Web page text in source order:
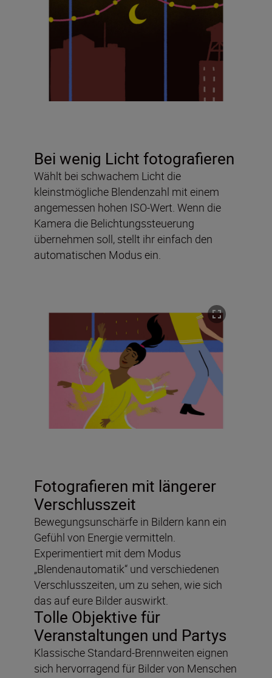
Bei wenig Licht fotografieren
Wählt bei schwachem Licht die
kleinstmögliche Blendenzahl mit einem
angemessen hohen ISO-Wert. Wenn die
Kamera die Belichtungssteuerung
übernehmen soll, stellt ihr einfach den
automatischen Modus ein.
Fotografieren mit längerer
Verschlusszeit
Bewegungsunschärfe in Bildern kann ein
Gefühl von Energie vermitteln.
Experimentiert mit dem Modus
„Blendenautomatik“ und verschiedenen
Verschlusszeiten, um zu sehen, wie sich
das auf eure Bilder auswirkt.
Tolle Objektive für
Veranstaltungen und Partys
Klassische Standard-Brennweiten eignen
sich hervorragend für Bilder von Menschen